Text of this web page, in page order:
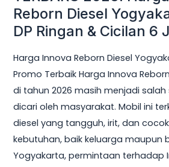
Reborn Diesel
DP Ringan & Cicilan 6
Harga Innova Reborn Diesel
Promo Terbaik Harga Innova
di tahun 2026 masih menjadi
dicari oleh masyarakat. Mobil ini
diesel yang tangguh, irit, dan
kebutuhan, baik keluarga maupun
Yogyakarta, permintaan terhadap
Cicilan
6